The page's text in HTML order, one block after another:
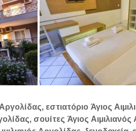
εστιατόριο Άγιος
σουίτες Άγιος